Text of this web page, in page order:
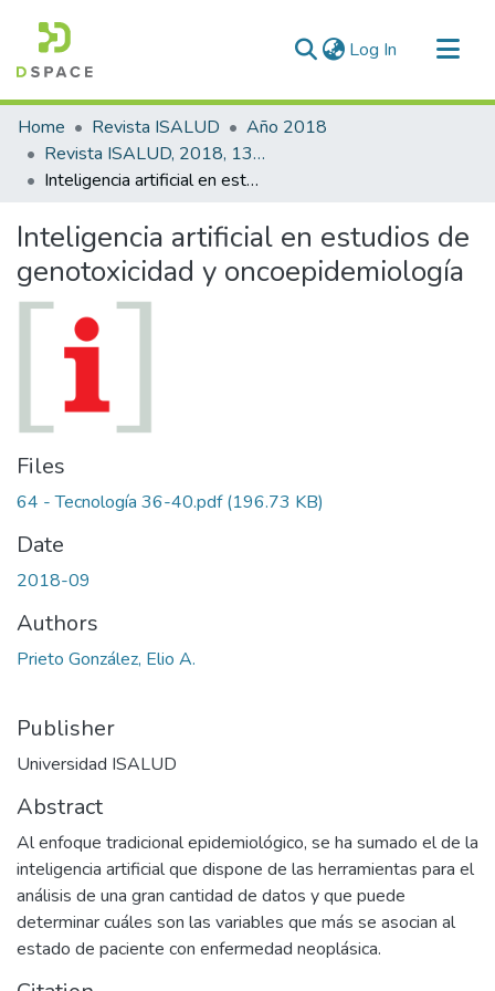
Log In (current)
Communities & Collections
All of DSpace
Statistics
Home Revista ISALUD
Año 2018
Revista ISALUD, 2018, 13(64)
Inteligencia artificial en estudios de genotoxicidad y oncoepidemiología
Inteligencia artificial en estudios de
genotoxicidad y oncoepidemiología
Files
64 - Tecnología 36-40.pdf(196.73 KB)
Date
2018-09
Authors
Prieto González, Elio A.
Publisher
Universidad ISALUD
Abstract
Al enfoque tradicional epidemiológico, se ha sumado el de la
inteligencia artificial que dispone de las herramientas para el
análisis de una gran cantidad de datos y que puede
determinar cuáles son las variables que más se asocian al
estado de paciente con enfermedad neoplásica.